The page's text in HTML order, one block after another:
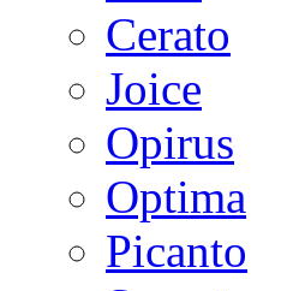
Cerato
Joice
Opirus
Optima
Picanto